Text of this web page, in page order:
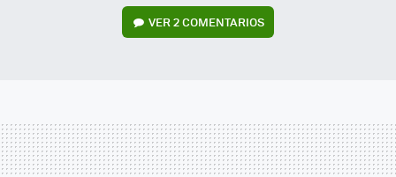
VER2 COMENTARIOS